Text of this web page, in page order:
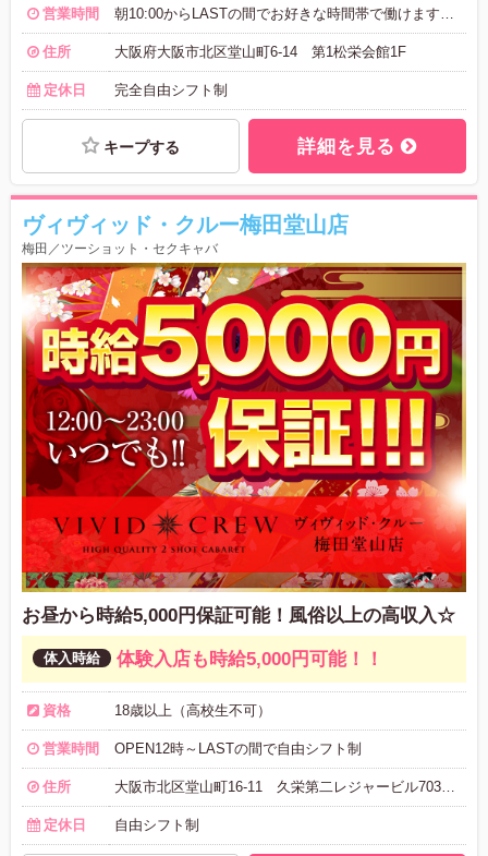
営業時間 朝10:00からLASTの間でお好きな時間帯で働けます！ 1日短時間大丈夫です!!今は、特に夜の部緊急大募集！！ あなたのご都合をお聞かせください♪ 週1日～でＯＫですよ
住所 大阪府大阪市北区堂山町6-14 第1松栄会館1F
定休日 完全自由シフト制
キープする 詳細を見る
ヴィヴィッド・クルー梅田堂山店
梅田／ツーショット・セクキャバ
お昼から時給5,000円保証可能！風俗以上の高収入☆
体験入店も時給5,000円可能！！
資格 18歳以上（高校生不可）
営業時間 OPEN12時～LASTの間で自由シフト制
住所 大阪市北区堂山町16‐11 久栄第二レジャービル703号室
定休日 自由シフト制